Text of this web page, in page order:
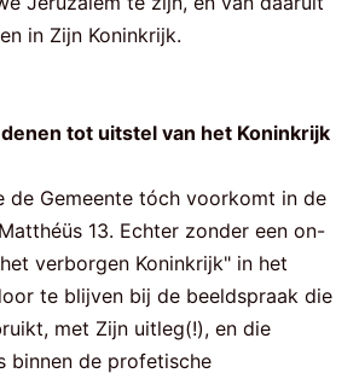
in Zijn Koninkrijk.
tot uitstel van het Koninkrijk
de Gemeente tóch voorkomt in de
13. Echter zonder een on-
verborgen Koninkrijk" in het
te blijven bij de beeldspraak die
met Zijn uitleg(!), en die
binnen de profetische